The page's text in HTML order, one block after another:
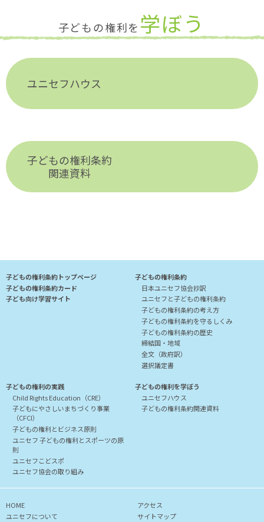
子どもの権利を 学ぼう
ユニセフハウス
子どもの権利条約
関連資料
⼦どもの権利条約トップページ
⼦どもの権利条約カード
⼦ども向け学習サイト
⼦どもの権利条約
⽇本ユニセフ協会抄訳
ユニセフと⼦どもの権利条約
⼦どもの権利条約の考え⽅
⼦どもの権利条約を守るしくみ
⼦どもの権利条約の歴史
締結国・地域
全⽂（政府訳）
選択議定書
⼦どもの権利の実践
Child Rights Education（CRE）
⼦どもにやさしいまちづくり事業
（CFCI）
子どもの権利とビジネス原則
ユニセフ ⼦どもの権利とスポーツの原
則
ユニセフこどスポ
ユニセフ協会の取り組み
⼦どもの権利を学ぼう
ユニセフハウス
⼦どもの権利条約関連資料
HOME
ユニセフについて
アクセス
サイトマップ